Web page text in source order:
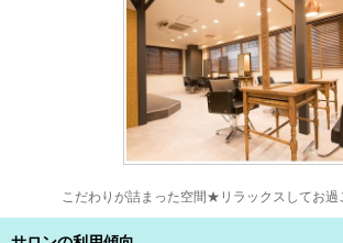
こだわりが詰まった空間★リラックスしてお過